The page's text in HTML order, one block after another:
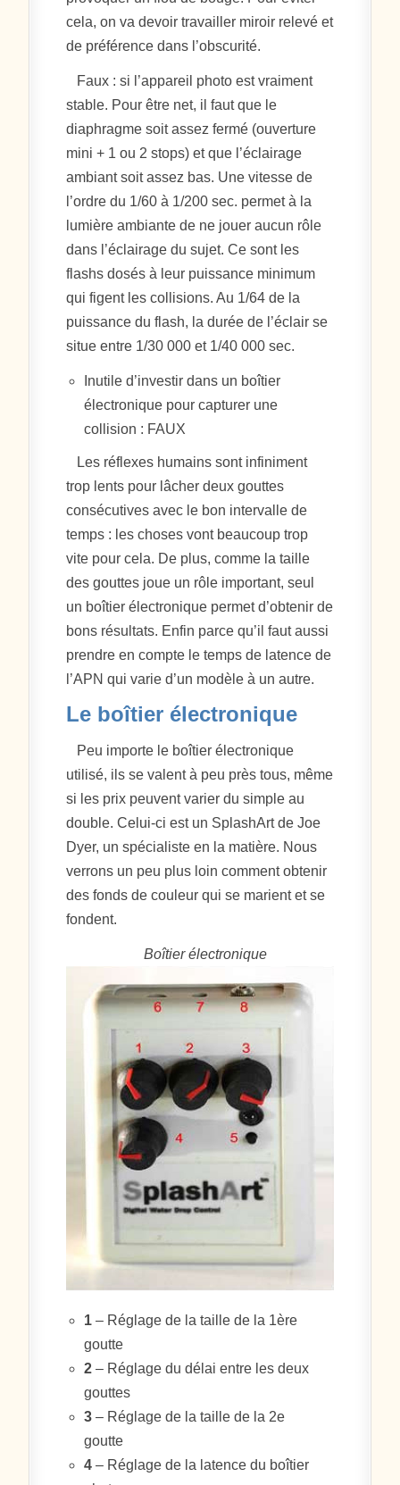
cela, on va devoir travailler miroir relevé et
de préférence dans l’obscurité.
Faux : si l’appareil photo est vraiment
stable. Pour être net, il faut que le
diaphragme soit assez fermé (ouverture
mini + 1 ou 2 stops) et que l’éclairage
ambiant soit assez bas. Une vitesse de
l’ordre du 1/60 à 1/200 sec. permet à la
lumière ambiante de ne jouer aucun rôle
dans l’éclairage du sujet. Ce sont les
flashs dosés à leur puissance minimum
qui figent les collisions. Au 1/64 de la
puissance du flash, la durée de l’éclair se
situe entre 1/30 000 et 1/40 000 sec.
Inutile d’investir dans un boîtier
électronique pour capturer une
collision : FAUX
Les réflexes humains sont infiniment
trop lents pour lâcher deux gouttes
consécutives avec le bon intervalle de
temps : les choses vont beaucoup trop
vite pour cela. De plus, comme la taille
des gouttes joue un rôle important, seul
un boîtier électronique permet d’obtenir de
bons résultats. Enfin parce qu’il faut aussi
prendre en compte le temps de latence de
l’APN qui varie d’un modèle à un autre.
Le boîtier électronique
Peu importe le boîtier électronique
utilisé, ils se valent à peu près tous, même
si les prix peuvent varier du simple au
double. Celui-ci est un SplashArt de Joe
Dyer, un spécialiste en la matière. Nous
verrons un peu plus loin comment obtenir
des fonds de couleur qui se marient et se
fondent.
Boîtier électronique
1 – Réglage de la taille de la 1ère
goutte
2 – Réglage du délai entre les deux
gouttes
3 – Réglage de la taille de la 2e
goutte
4 – Réglage de la latence du boîtier